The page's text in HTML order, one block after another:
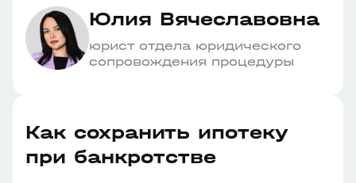
Юлия Вячеславовна
юрист отдела юридического
сопровождения процедуры
Как сохранить ипотеку
при банкротстве